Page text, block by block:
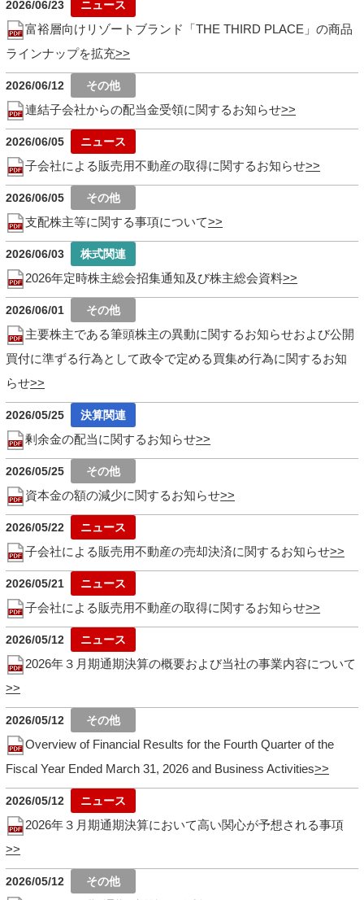
2026/06/23
富裕層向けリゾートブランド「THE THIRD PLACE」の商品
ラインナップを拡充
2026/06/12
連結子会社からの配当金受領に関するお知らせ
2026/06/05
子会社による販売用不動産の取得に関するお知らせ
2026/06/05
支配株主等に関する事項について
2026/06/03
2026年定時株主総会招集通知及び株主総会資料
2026/06/01
主要株主である筆頭株主の異動に関するお知らせおよび公開
買付に準ずる行為として政令で定める買集め行為に関するお知
らせ
2026/05/25
剰余金の配当に関するお知らせ
2026/05/25
資本金の額の減少に関するお知らせ
2026/05/22
子会社による販売用不動産の売却決済に関するお知らせ
2026/05/21
子会社による販売用不動産の取得に関するお知らせ
2026/05/12
2026年３月期通期決算の概要および当社の事業内容について
2026/05/12
Overview of Financial Results for the Fourth Quarter of the
Fiscal Year Ended March 31, 2026 and Business Activities
2026/05/12
2026年３月期通期決算において高い関心が予想される事項
2026/05/12